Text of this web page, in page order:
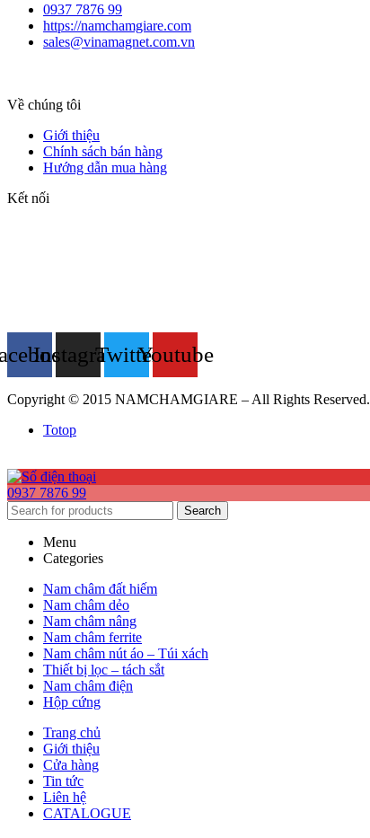
0937 7876 99
https://namchamgiare.com
sales@vinamagnet.com.vn
Về chúng tôi
Giới thiệu
Chính sách bán hàng
Hướng dẫn mua hàng
Kết nối
InstagramTwitterYoutube
Copyright © 2015 NAMCHAMGIARE – All Rights Reserved.
Totop
0937 7876 99
Search
Menu
Categories
Nam châm đất hiếm
Nam châm dẻo
Nam châm nâng
Nam châm ferrite
Nam châm nút áo – Túi xách
Thiết bị lọc – tách sắt
Nam châm điện
Hộp cứng
Trang chủ
Giới thiệu
Cửa hàng
Tin tức
Liên hệ
CATALOGUE